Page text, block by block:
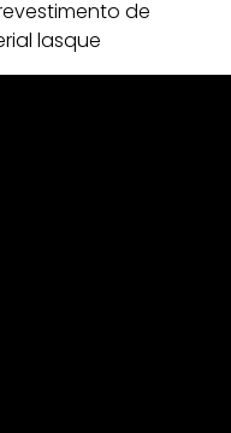
de
lasque